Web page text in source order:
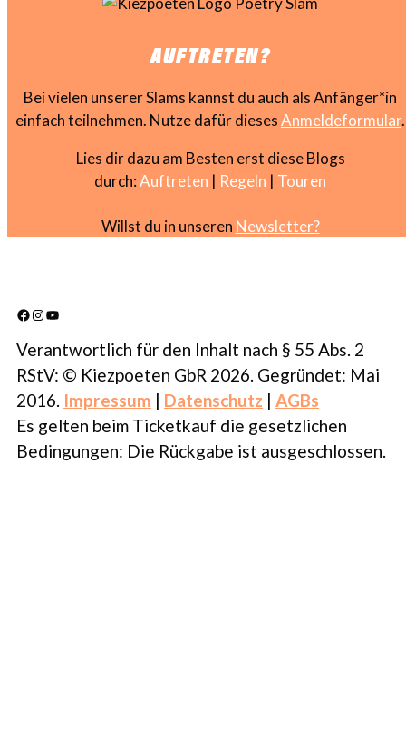
AUFTRETEN?
Bei vielen unserer Slams kannst du auch als Anfänger*in
einfach teilnehmen. Nutze dafür diesesAnmeldeformular.
Lies dir dazu am Besten erst diese Blogs
durch:Auftreten | Regeln | Touren
Willst du in unseren Newsletter?
Facebook
Instagram
YouTube
Verantwortlich für den Inhalt nach § 55 Abs. 2
RStV: © Kiezpoeten GbR 2026. Gegründet: Mai
2016. Impressum | Datenschutz | AGBs
Es gelten beim Ticketkauf die gesetzlichen
Bedingungen: Die Rückgabe ist ausgeschlossen.